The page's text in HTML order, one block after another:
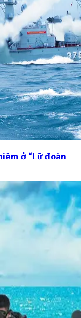
ở “Lữ đoàn